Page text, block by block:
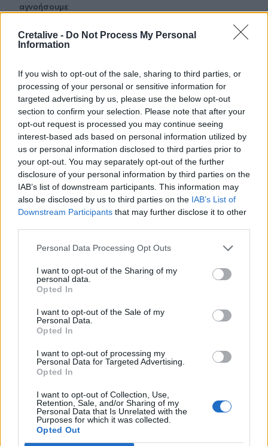
Cretalive - Do Not Process My Personal
Information
If you wish to opt-out of the sale, sharing to third parties, or
processing of your personal or sensitive information for
targeted advertising by us, please use the below opt-out
section to confirm your selection. Please note that after your
opt-out request is processed you may continue seeing
interest-based ads based on personal information utilized by
us or personal information disclosed to third parties prior to
your opt-out. You may separately opt-out of the further
disclosure of your personal information by third parties on the
IAB’s list of downstream participants. This information may
also be disclosed by us to third parties on the IAB’s List of
Downstream Participants that may further disclose it to other
Personal Data Processing Opt Outs
I want to opt-out of the Sharing of my
personal data.
Opted In
I want to opt-out of the Sale of my
Personal Data.
Opted In
I want to opt-out of processing my
Personal Data for Targeted Advertising.
Opted In
I want to opt-out of Collection, Use,
Retention, Sale, and/or Sharing of my
Personal Data that Is Unrelated with the
Purposes for which it was collected.
Opted Out
αγνοήσουμε
15:03
Άμεση κι αποτελεσματική επέμβαση της πυροσβεστικής
14:59
Θρίλερ στον Λυκαβηττό: Σε 57χρονη γυναίκα από την
Κυψέλη ανήκει η σορός (photos)
14:52
Πνιγμοί στην Ελλάδα: Γιατί κινδυνεύουν περισσότερο οι
άνω των 60 – Οι οδηγίες για ασφαλές κολύμπι
14:42
Αλέξης Τσίπρας: Στις 2 Σεπτεμβρίου η παρουσίαση του
οικονομικού προγράμματος της ΕΛ.Α.Σ.
ΟΦΗ: Η τρίτη φανέλα για τη νέα σεζόν - «Το πορτοκαλί
με θαλασσινό νερό (video)
Καλοκαίρι και αλλεργίες: Πότε απαιτείται προσοχή και
ποια συμπτώματα δεν πρέπει να αγνοούμε
ΟΦΗ: Φουλάρει για sold out στο Σούπερ Καπ με την ΑΕΚ!
Φρουροί της Επανάστασης: Το άνοιγμα των Στενών του